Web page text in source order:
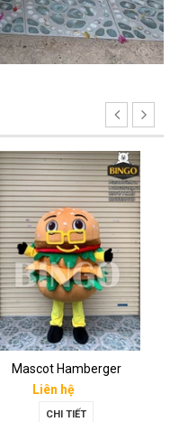
Mascot Hamberger
Liên hệ
CHI TIẾT